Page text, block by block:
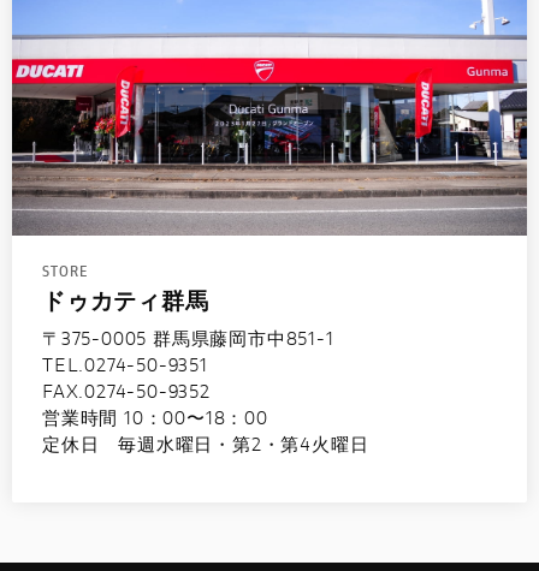
STORE
ドゥカティ群馬
〒375-0005 群馬県藤岡市中851-1
TEL.0274-50-9351
FAX.0274-50-9352
営業時間 10：00〜18：00
定休日 毎週水曜日・第2・第4火曜日